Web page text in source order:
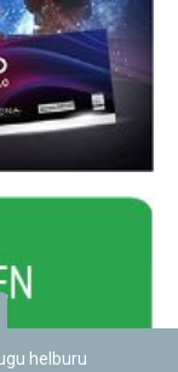
helburu